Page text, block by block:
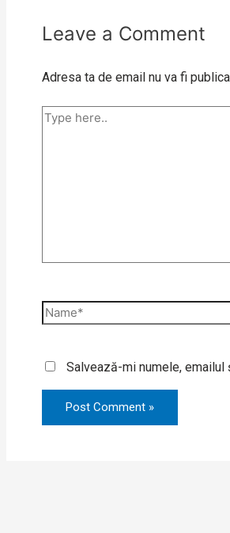
Leave a Comment
Adresa ta de email nu va fi
Salvează-mi numele,